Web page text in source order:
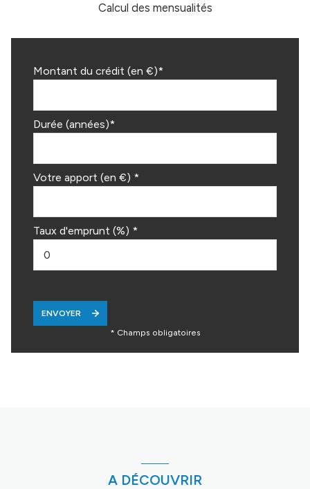
Calcul des mensualités
Montant du crédit (en €)*
Durée (années)*
Votre apport (en €) *
Taux d'emprunt (%) *
ENVOYER
* Champs obligatoires
A DÉCOUVRIR